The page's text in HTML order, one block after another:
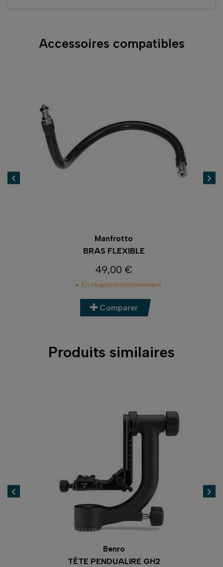
Accessoires compatibles
Manfrotto
BRAS FLEXIBLE
Prix
49,00 €
En réapprovisionnement
Comparer
Produits similaires
Benro
TÊTE PENDUALIRE GH2